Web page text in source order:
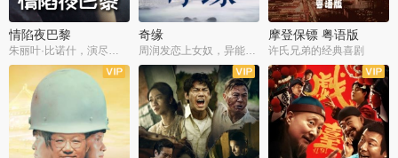
情陷夜巴黎
朱丽叶·比诺什，演尽失爱之痛
奇缘
周润发恋上女奴，异能护体战邪派
摩登保镖 粤语版
许氏兄弟的经典喜剧